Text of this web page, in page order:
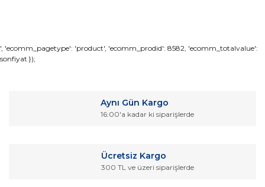
Yorum Yaz
Bu ürünün fiyat bilgisi, resim, ürün açıklamalarında ve diğer
konularda yetersiz gördüğünüz noktaları öneri formunu
Ürün resmi kalitesiz, bozuk veya görüntülenemiyor.
Ürün fiyatı diğer sitelerden daha pahalı.
', 'ecomm_pagetype': 'product', 'ecomm_prodid': 8582, 'ecomm_totalvalue':
sonfiyat });
Aynı Gün Kargo
16:00'a kadar ki siparişlerde
Ücretsiz Kargo
300 TL ve üzeri siparişlerde